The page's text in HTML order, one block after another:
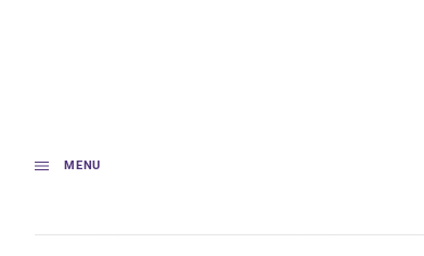
MENU
Accueil Toques & Clochers : les enchères en ligne ont débuté